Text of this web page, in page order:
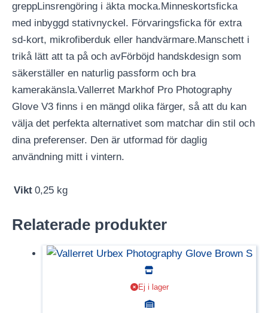
greppLinsrengöring i äkta mocka.Minneskortsficka
med inbyggd stativnyckel. Förvaringsficka för extra
sd-kort, mikrofiberduk eller handvärmare.Manschett i
trikå lätt att ta på och avFörböjd handskdesign som
säkerställer en naturlig passform och bra
kamerakänsla.Vallerret Markhof Pro Photography
Glove V3 finns i en mängd olika färger, så att du kan
välja det perfekta alternativet som matchar din stil och
dina preferenser. Den är utformad för daglig
användning mitt i vintern.
Vikt 0,25 kg
Relaterade produkter
Ej i lager